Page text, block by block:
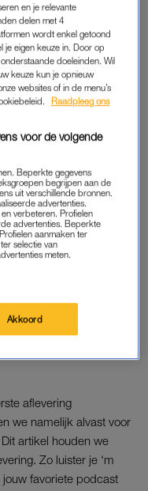
aflevering
we namelijk alvast voor
artikel houden we
Zo luister je ‘m
favoriete podcast
en je relevante
delen met 4
wordt enkel getoond
je eigen keuze in. Door op
doeleinden. Wil
keuze kun je opnieuw
websites of in de menu’s
Raadpleeg ons
voor de volgende
Beperkte gegevens
begrijpen aan de
uit verschillende bronnen.
advertenties.
verbeteren. Profielen
advertenties. Beperkte
aanmaken ter
selectie van
meten.
Akkoord